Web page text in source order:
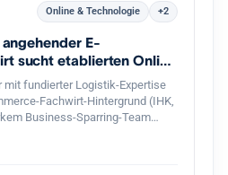
Online & Technologie +2
E-
sucht etablierten Online
fundierter Logistik-Expertise
Fachwirt-Hintergrund (IHK,
Business-Sparring-Team
Online-Shop in